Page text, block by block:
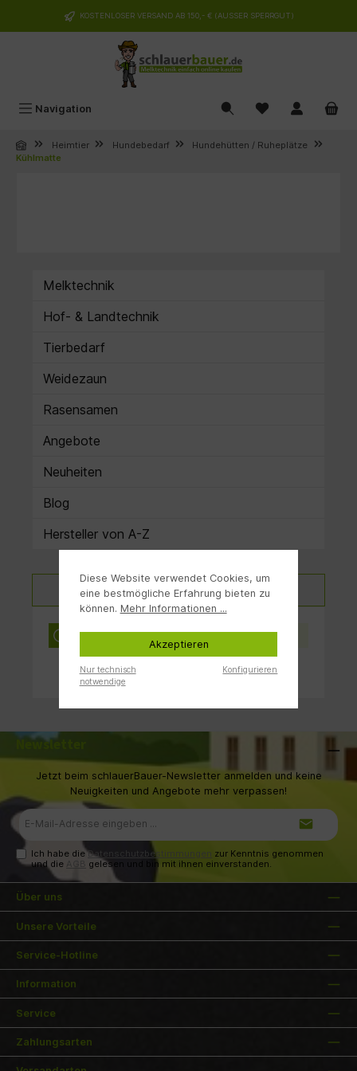
springen KOSTENLOSER VERSAND AB 150,- € (AUSSER SPERRGUT)
Navigation
Heimtier Hundebedarf
Hundehütten / Ruheplätze
Kühlmatte
Melktechnik
Hof- & Landtechnik
Tierbedarf
Weidezaun
Rasensamen
Angebote
Neuheiten
Blog
Hersteller von A-Z
Produkte filtern
Keine Produkte gefunden.
Newsletter
Jetzt beim schlauerBauer-Newsletter anmelden und keine
Neuigkeiten und Angebote mehr verpassen!
Mail-
Ich habe dieDatenschutzbestimmungen zur Kenntnis genommen
und die AGB gelesen und bin mit ihnen einverstanden.
Über uns
Unsere Vorteile
Service-Hotline
Information
Service
Zahlungsarten
Diese Website verwendet Cookies, um
eine bestmögliche Erfahrung bieten zu
können. Mehr Informationen ...
Akzeptieren
Nur technisch
notwendige
Konfigurieren